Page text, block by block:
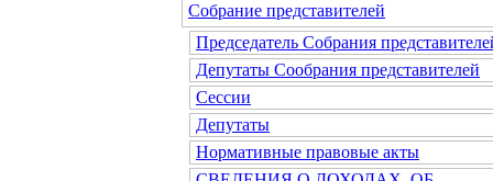
Собрание представителей
Председатель Собрания
Депутаты Сообрания представителей
Сессии
Депутаты
Нормативные правовые акты